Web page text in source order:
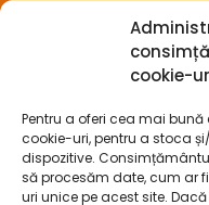
cookie-
Pentru a oferi cea mai
cookie-uri, pentru a stoca
dispozitive.
să procesăm date, cum ar
uri unice pe acest site.
Termeni si conditii
Confidentialitate
Politica cookie-uri
Prelucrarea datelor